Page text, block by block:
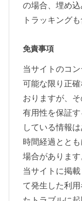
の場合、埋め
トラッキングも
免責事項
当サイトのコ
可能な限り正
おりますが、
有用性を保証
している情報
時間経過とと
場合があります
当サイトに掲
て発生した利